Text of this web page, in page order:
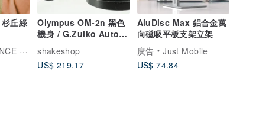
丘綠
A TIME
Olympus OM-2n 黑色
機身 / G.Zuiko Auto-S
Lens A-28 H.Q.
Converter 0.8x
shakeshop
US$ 219.17
AluDisc Max 鋁合金萬
向磁吸平板支架立架
廣告
Just Mobile
US$ 74.84